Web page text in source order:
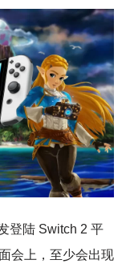
登陆 Switch 2 平
会上，至少会出现